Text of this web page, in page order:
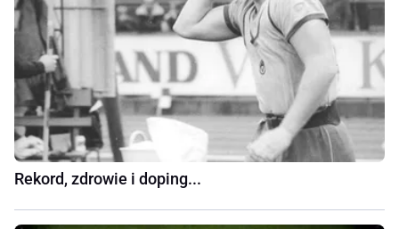
Rekord, zdrowie i doping...